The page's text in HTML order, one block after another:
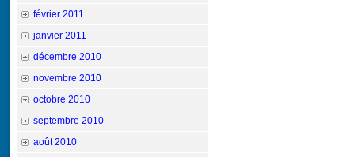
février 2011
janvier 2011
décembre 2010
novembre 2010
octobre 2010
septembre 2010
août 2010